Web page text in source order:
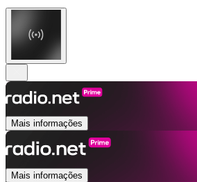
Mais informações
Mais informações